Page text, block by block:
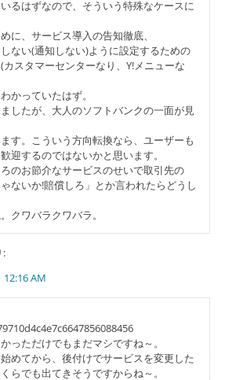
るはずなので、そういう特殊なケースに
に、サービス導入の告知徹底、
ない(通知しない)ように設定するための
カスタマーセンターなり、Y!メニューな
かっていたはず。
したが、大人のソフトバンクの一面が見
す。こういう方向転換なら、ユーザーも
迎するのではないかと思います。
ろのお節介なサービスのせいで取引先の
ないか!賠償しろ」とか言われたらどうし
クワバラクワバラ。
:
12:16 AM
っただけでもまだマシですね～。
めてから、後付けでサービスを変更した
らでも出てきそうですからね～。